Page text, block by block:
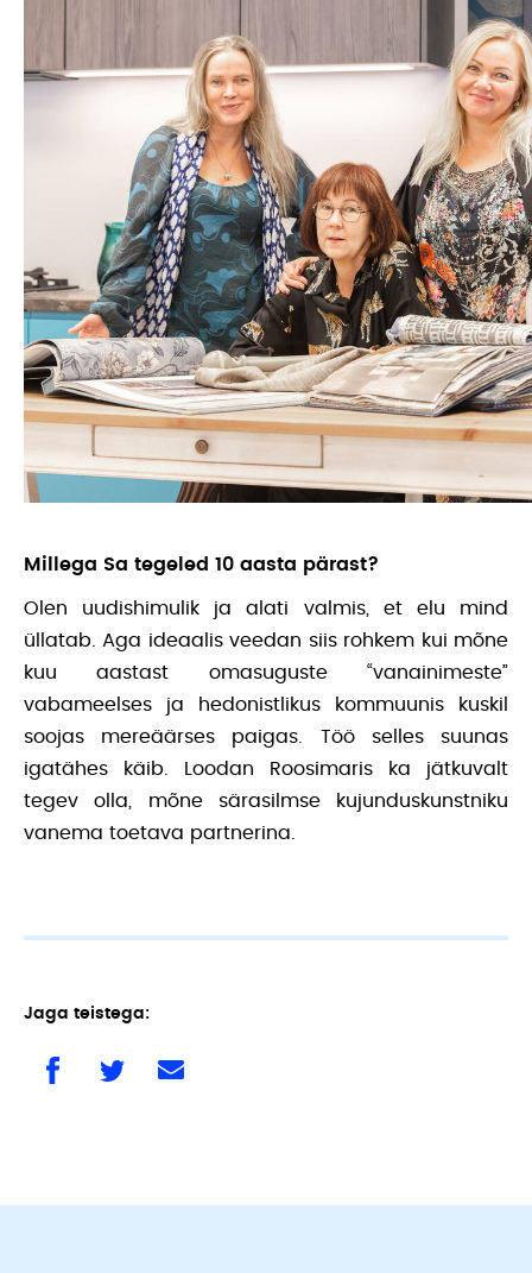
Millega Sa tegeled 10 aasta pärast?
Olen uudishimulik ja alati valmis, et elu mind
üllatab. Aga ideaalis veedan siis rohkem kui mõne
kuu aastast omasuguste “vanainimeste”
vabameelses ja hedonistlikus kommuunis kuskil
soojas mereäärses paigas. Töö selles suunas
igatähes käib. Loodan Roosimaris ka jätkuvalt
tegev olla, mõne särasilmse kujunduskunstniku
vanema toetava partnerina.
Jaga teistega: